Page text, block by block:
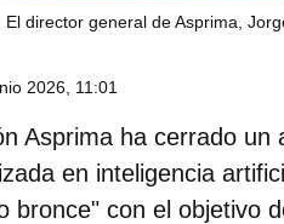
El director general de Asprima,
2026, 11:01
Asprima ha cerrado un
en inteligencia
bronce" con el objetivo